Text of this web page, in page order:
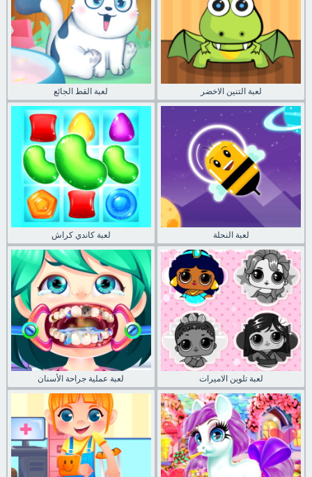
لعبة القط الجائع لعبة التنين الاخضر
لعبة كاندي كراش لعبة النحلة
لعبة عملية جراحة الأسنان لعبة تلوين الاميرات